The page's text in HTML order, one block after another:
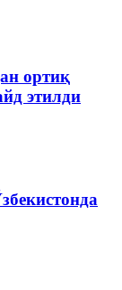
ортиқ
этилди